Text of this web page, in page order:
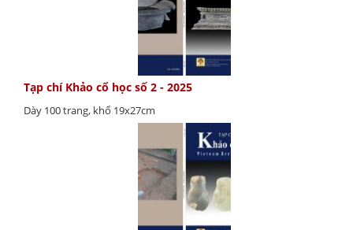
Tạp chí Khảo cổ học số 2 - 2025
Dày 100 trang, khổ 19x27cm